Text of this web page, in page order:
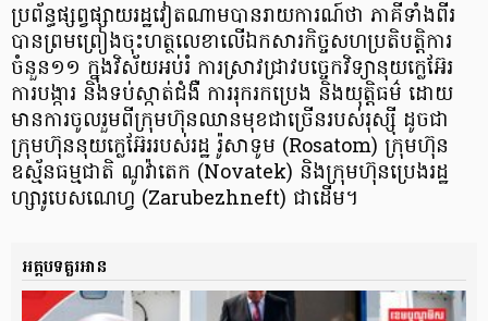
ប្រព័ន្ធផ្សព្វផ្សាយរដ្ឋវៀតណាមបានរាយការណ៍ថា ភាគីទាំងពីរ
បានព្រមព្រៀងចុះហត្ថលេខាលើឯកសារកិច្ចសហប្រតិបត្តិការ
ចំនួន១១ ក្នុងវិស័យអប់រំ ការស្រាវជ្រាវបច្ចេកវិទ្យានុយក្លេអ៊ែរ
ការបង្ការ និងទប់ស្កាត់ជំងឺ ការរុករកប្រេង និងយុត្តិធម៌ ដោយ
មានការចូលរួមពីក្រុមហ៊ុនឈានមុខជាច្រើនរបស់រុស្ស៊ី ដូចជា
ក្រុមហ៊ុននុយក្លេអ៊ែររបស់រដ្ឋ រ៉ូសាទូម (Rosatom) ក្រុមហ៊ុន
ឧស្ម័នធម្មជាតិ ណូវ៉ាតេក (Novatek) និងក្រុមហ៊ុនប្រេងរដ្ឋ
ហ្សារូបេសណេហ្វ (Zarubezhneft) ជាដើម។
អត្តបទគួរអាន